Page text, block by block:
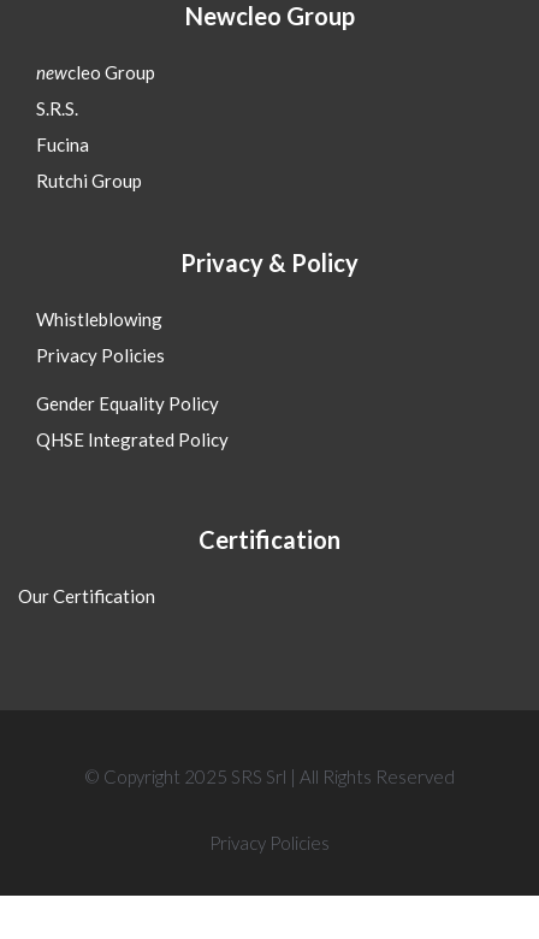
Newcleo Group
newcleo Group
S.R.S.
Fucina
Rutchi Group
Privacy & Policy
Whistleblowing
Privacy Policies
Gender Equality Policy
QHSE Integrated Policy
Certification
Our Certification
© Copyright 2025 SRS Srl | All Rights Reserved
Privacy Policies